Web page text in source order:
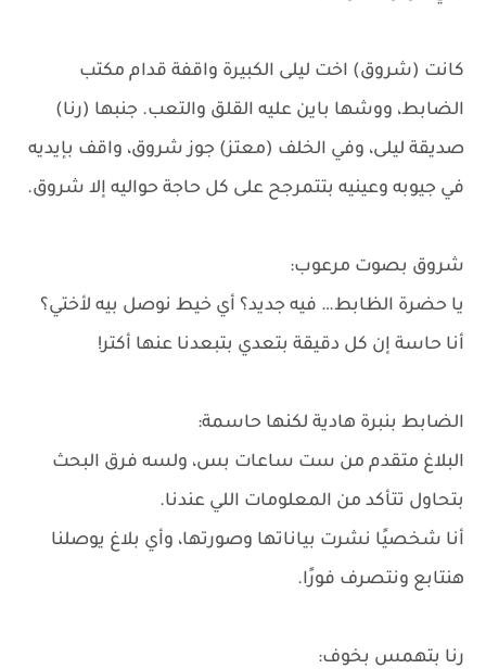
كانت (شروق) اخت ليلى الكبيرة واقفة قدام مكتب
الضابط، ووشها باين عليه القلق والتعب. جنبها (رنا)
صديقة ليلى، وفي الخلف (معتز) جوز شروق، واقف بإيديه
في جيوبه وعينيه بتتمرجح على كل حاجة حواليه إلا شروق.
شروق بصوت مرعوب:
يا حضرة الظابط… فيه جديد؟ أي خيط نوصل بيه لأختي؟
أنا حاسة إن كل دقيقة بتعدي بتبعدنا عنها أكتر!
الضابط بنبرة هادية لكنها حاسمة:
البلاغ متقدم من ست ساعات بس، ولسه فرق البحث
بتحاول تتأكد من المعلومات اللي عندنا.
أنا شخصيًا نشرت بياناتها وصورتها، وأي بلاغ يوصلنا
هنتابع ونتصرف فورًا.
رنا بتهمس بخوف: